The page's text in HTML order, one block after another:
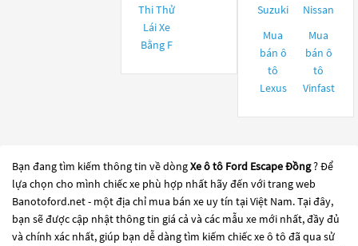
Thi Thử
Lái Xe
Bằng F
Suzuki
Nissan
Mua
bán ô
tô
Lexus
Mua
bán ô
tô
Vinfast
Bạn đang tìm kiếm thông tin về dòngXe ô tô Ford Escape Đồng? Để
lựa chọn cho mình chiếc xe phù hợp nhất hãy đến với trang web
Banotoford.net - một địa chỉ mua bán xe uy tín tại Việt Nam. Tại đây,
bạn sẽ được cập nhật thông tin giá cả và các mẫu xe mới nhất, đầy đủ
và chính xác nhất, giúp bạn dễ dàng tìm kiếm chiếc xe ô tô đã qua sử